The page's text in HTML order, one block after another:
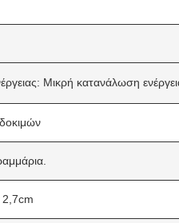
Μικρή κατανάλωση